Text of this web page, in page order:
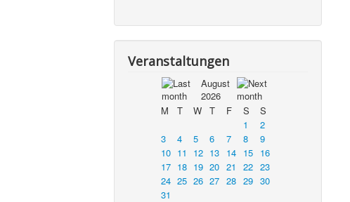
Veranstaltungen
August
2026
M
T W T F S
S
1
2
3
4 5 6 7 8
9
10 11 12 13 14 15
16
17 18 19 20 21 22 23
24 25 26 27 28 29 30
31